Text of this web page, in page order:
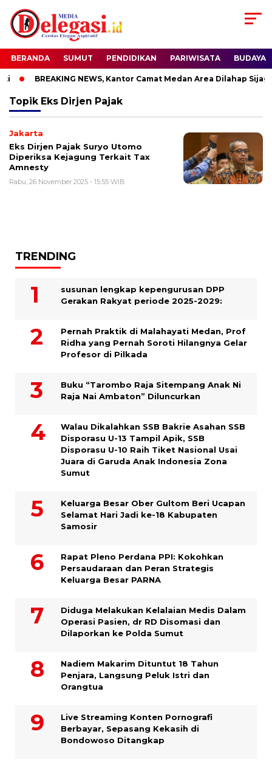
BERANDA SUMUT PENDIDIKAN PARIWISATA BUDAYA
BREAKING NEWS, Kantor Camat Medan Area Dilahap Sijago
Topik Eks Dirjen Pajak
Jakarta
Eks Dirjen Pajak Suryo Utomo
Diperiksa Kejagung Terkait Tax
Amnesty
Rabu, 26 November 2025 - 15:55 WIB
TRENDING
susunan lengkap kepengurusan DPP
Gerakan Rakyat periode 2025-2029:
Pernah Praktik di Malahayati Medan, Prof
Ridha yang Pernah Soroti Hilangnya Gelar
Profesor di Pilkada
Buku “Tarombo Raja Sitempang Anak Ni
Raja Nai Ambaton” Diluncurkan
Walau Dikalahkan SSB Bakrie Asahan SSB
Disporasu U-13 Tampil Apik, SSB
Disporasu U-10 Raih Tiket Nasional Usai
Juara di Garuda Anak Indonesia Zona
Sumut
Keluarga Besar Ober Gultom Beri Ucapan
Selamat Hari Jadi ke-18 Kabupaten
Samosir
Rapat Pleno Perdana PPI: Kokohkan
Persaudaraan dan Peran Strategis
Keluarga Besar PARNA
Diduga Melakukan Kelalaian Medis Dalam
Operasi Pasien, dr RD Disomasi dan
Dilaporkan ke Polda Sumut
​Nadiem Makarim Dituntut 18 Tahun
Penjara, Langsung Peluk Istri dan
Orangtua
Live Streaming Konten Pornografi
Berbayar, Sepasang Kekasih di
Bondowoso Ditangkap